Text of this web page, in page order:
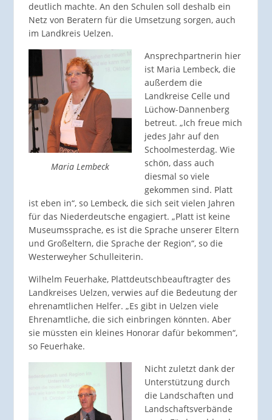
deutlich machte. An den Schulen soll deshalb ein
Netz von Beratern für die Umsetzung sorgen, auch
im Landkreis Uelzen.
Maria Lembeck
Ansprechpartnerin hier
ist Maria Lembeck, die
außerdem die
Landkreise Celle und
Lüchow-Dannenberg
betreut. „Ich freue mich
jedes Jahr auf den
Schoolmesterdag. Wie
schön, dass auch
diesmal so viele
gekommen sind. Platt
ist eben in“, so Lembeck, die sich seit vielen Jahren
für das Niederdeutsche engagiert. „Platt ist keine
Museumssprache, es ist die Sprache unserer Eltern
und Großeltern, die Sprache der Region“, so die
Westerweyher Schulleiterin.
Wilhelm Feuerhake, Plattdeutschbeauftragter des
Landkreises Uelzen, verwies auf die Bedeutung der
ehrenamtlichen Helfer. „Es gibt in Uelzen viele
Ehrenamtliche, die sich einbringen könnten. Aber
sie müssten ein kleines Honorar dafür bekommen“,
so Feuerhake.
Nicht zuletzt dank der
Unterstützung durch
die Landschaften und
Landschaftsverbände